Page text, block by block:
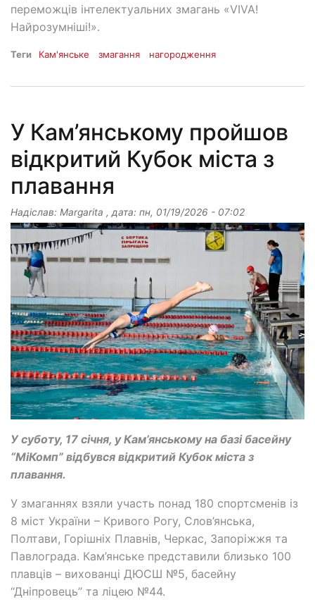
переможців інтелектуальних змагань «VIVA!
Найрозумніші!».
Теги Кам'янське змагання нагородження
У Кам’янському пройшов
відкритий Кубок міста з
плавання
Надіслав: Margarita , дата: пн, 01/19/2026 - 07:02
У суботу, 17 січня, у Кам’янському на базі басейну
“МіКомп” відбувся відкритий Кубок міста з
плавання.
У змаганнях взяли участь понад 180 спортсменів із
8 міст України – Кривого Рогу, Слов’янська,
Полтави, Горішніх Плавнів, Черкас, Запоріжжя та
Павлограда. Кам’янське представили близько 100
плавців – вихованці ДЮСШ №5, басейну
“Дніпровець” та ліцею №44.